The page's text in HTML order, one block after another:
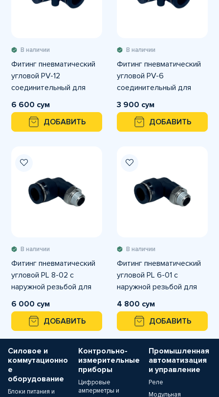
В наличии
Фитинг пневматический
угловой PV-12
соединительный для
трубок с наружным
диаметром 12 мм
6 600 сум
ДОБАВИТЬ
В наличии
Фитинг пневматический
угловой PV-6
соединительный для
трубок с наружным
диаметром 6 мм
3 900 сум
ДОБАВИТЬ
В наличии
Фитинг пневматический
угловой PL 8-02 с
наружной резьбой для
трубки с наружным
диаметром
6 000 сум
ДОБАВИТЬ
В наличии
Фитинг пневматический
угловой PL 6-01 с
наружной резьбой для
трубки с наружным
диаметром
4 800 сум
ДОБАВИТЬ
Силовое и
коммутационно
е
оборудование
Блоки питания и
Контрольно-
измерительные
приборы
Цифровые
амперметры и
Промышленная
автоматизация
и управление
Реле
Модульная